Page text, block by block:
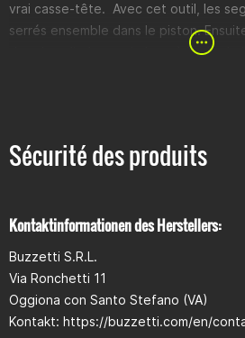
vrai casse-tête. Avec cet outil, les
serrés ensemble dans le piston.
dans le cylindre par le haut à l'aide de
Sécurité des produits
Kontaktinformationen des Herstellers:
Buzzetti S.R.L.
Via Ronchetti 11
Oggiona con Santo Stefano (VA)
Kontakt: https://buzzetti.com/en/